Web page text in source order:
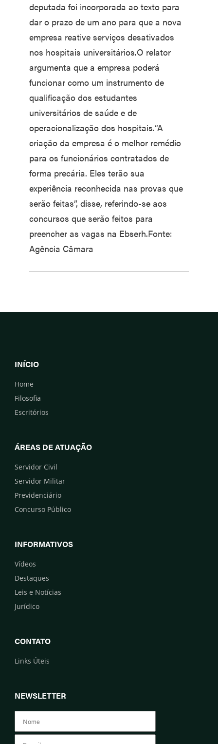
deputada foi incorporada ao texto para
dar o prazo de um ano para que a nova
empresa reative serviços desativados
nos hospitais universitários.O relator
argumenta que a empresa poderá
funcionar como um instrumento de
qualificação dos estudantes
universitários de saúde e de
operacionalização dos hospitais.“A
criação da empresa é o melhor remédio
para os funcionários contratados de
forma precária. Eles terão sua
experiência reconhecida nas provas que
serão feitas”, disse, referindo-se aos
concursos que serão feitos para
preencher as vagas na Ebserh.Fonte:
Agência Câmara
INÍCIO
Home
Filosofia
Escritórios
ÁREAS DE ATUAÇÃO
Servidor Civil
Servidor Militar
Previdenciário
Concurso Público
INFORMATIVOS
Vídeos
Destaques
Leis e Notícias
Jurídico
CONTATO
Links Úteis
NEWSLETTER